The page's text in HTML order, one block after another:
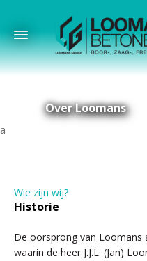
Over Loomans
Wie zijn wij?
Historie
De oorsprong van Loomans
waarin de heer J.J.L. (Jan)